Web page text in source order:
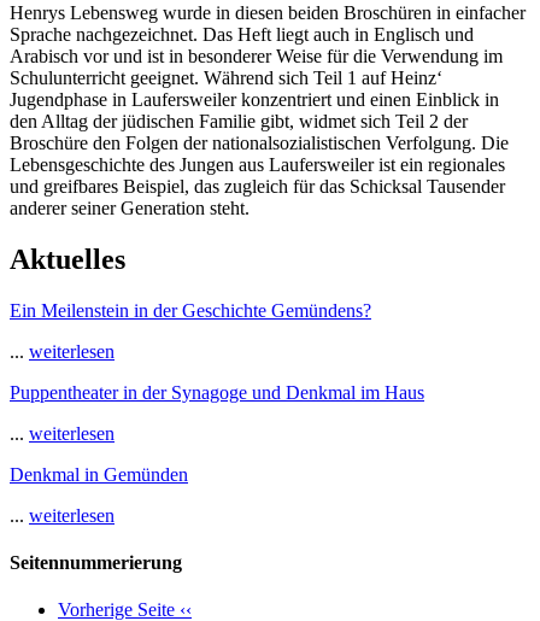
Henrys Lebensweg wurde in diesen beiden Broschüren in einfacher
Sprache nachgezeichnet. Das Heft liegt auch in Englisch und
Arabisch vor und ist in besonderer Weise für die Verwendung im
Schulunterricht geeignet. Während sich Teil 1 auf Heinz‘
Jugendphase in Laufersweiler konzentriert und einen Einblick in
den Alltag der jüdischen Familie gibt, widmet sich Teil 2 der
Broschüre den Folgen der nationalsozialistischen Verfolgung. Die
Lebensgeschichte des Jungen aus Laufersweiler ist ein regionales
und greifbares Beispiel, das zugleich für das Schicksal Tausender
anderer seiner Generation steht.
Aktuelles
Ein Meilenstein in der Geschichte Gemündens?
... weiterlesen
Puppentheater in der Synagoge und Denkmal im Haus
... weiterlesen
Denkmal in Gemünden
... weiterlesen
Seitennummerierung
Vorherige Seite ‹‹